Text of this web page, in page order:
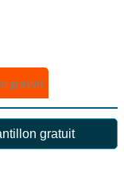
gratuit
gratuit